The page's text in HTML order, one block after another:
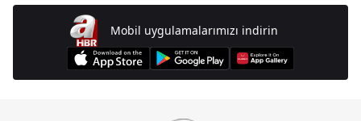
Mobil uygulamalarımızı indirin